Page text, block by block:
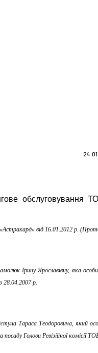
обслуговування
від 16.01.2012 р.
Ірину Ярославівну, яка
28.04.2007 р.
Тараса Теодоровича,
Голови Ревізійної